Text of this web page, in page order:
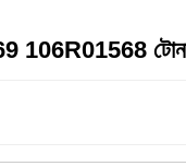
106R01568